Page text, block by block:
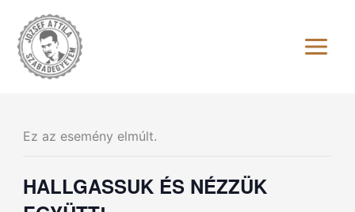
content
Ez az esemény elmúlt.
HALLGASSUK ÉS NÉZZÜK